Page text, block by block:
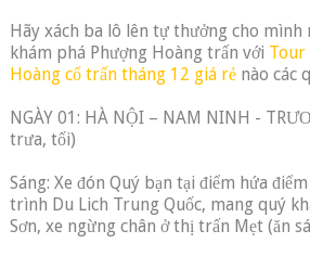
Hãy xách ba lô lên tự thưởng cho mình
khám phá Phượng Hoàng trấn với Tour
Hoàng cổ trấn tháng 12 giá rẻ nào các
NGÀY 01: HÀ NỘI – NAM NINH -
trưa, tối)
Sáng: Xe đón Quý bạn tại điểm hứa
trình Du Lich Trung Quốc, mang quý
Sơn, xe ngừng chân ở thị trấn Mẹt (ăn